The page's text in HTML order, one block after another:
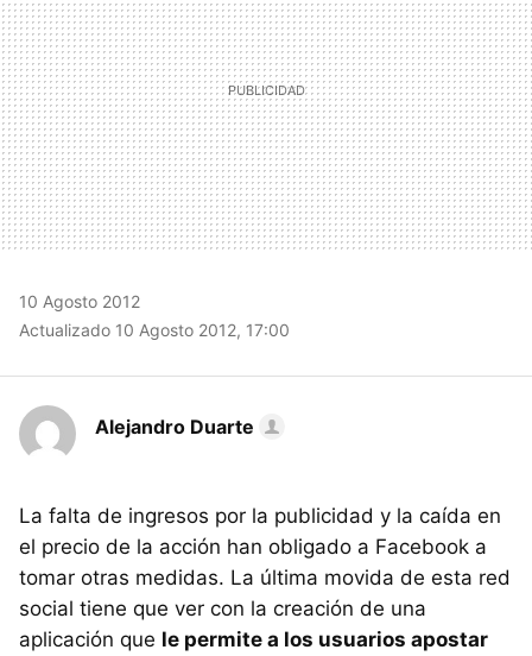
10 Agosto 2012
Actualizado 10 Agosto 2012, 17:00
Alejandro Duarte
La falta de ingresos por la publicidad y la caída en
el precio de la acción han obligado a Facebook a
tomar otras medidas. La última movida de esta red
social tiene que ver con la creación de una
aplicación que le permite a los usuarios apostar